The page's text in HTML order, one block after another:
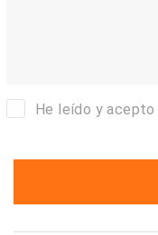
He leído y acepto